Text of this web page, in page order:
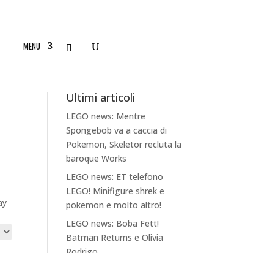
MENU
Ultimi articoli
LEGO news: Mentre
Spongebob va a caccia di
Pokemon, Skeletor recluta la
baroque Works
LEGO news: ET telefono
LEGO! Minifigure shrek e
pokemon e molto altro!
LEGO news: Boba Fett!
Batman Returns e Olivia